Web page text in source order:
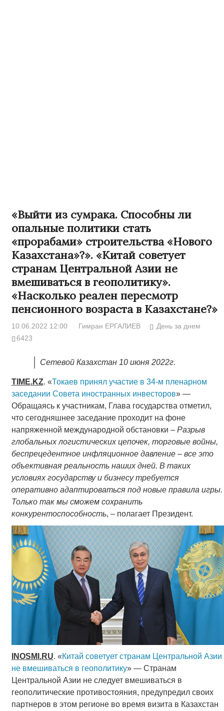
«Выйти из сумрака. Способны ли
опальные политики стать
«прорабами» строительства «Нового
Казахстана»?». «Китай советует
странам Центральной Азии не
вмешиваться в геополитику».
«Насколько реален пересмотр
пенсионного возраста в Казахстане?»
10.06.2022 12:00 Гимран ЕРГАЛИЕВ
День за днем
6423
Сетевой Казахстан 10 июня 2022г.
TIME.KZ. «Токаев принял участие в 34-м пленарном
заседании Совета иностранных инвесторов» —
Обращаясь к участникам, Глава государства отметил,
что сегодняшнее заседание проходит на фоне
напряженной международной обстановки – Разрыв
глобальных логистических цепочек, торговые войны,
беспрецедентное инфляционное давление – все это
объективная реальность наших дней. В таких
условиях государству и бизнесу требуется
оперативно адаптироваться под новые правила игры.
Только так мы сможем сохранить
конкурентоспособность, – полагает Президент.
INOSMI .RU. «Китай советует странам Центральной Азии
не вмешиваться в геополитику» — Странам
Центральной Азии не следует вмешиваться в
геополитические противостояния, предупредил своих
партнеров в этом регионе во время визита в Казахстан